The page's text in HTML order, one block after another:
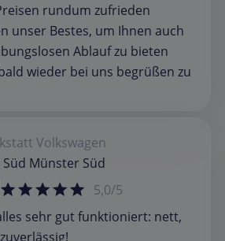
rundum zufrieden
unser Bestes, um Ihnen auch
Ablauf zu bieten
wieder bei uns begrüßen zu
Volkswagen
Münster Süd
5,0/5
sehr gut funktioniert: nett,